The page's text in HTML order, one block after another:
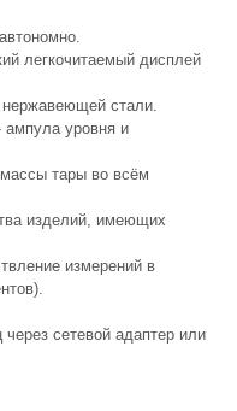
легкочитаемый дисплей
стали.
ампула уровня и
тары во всём
изделий, имеющих
измерений в
сетевой адаптер или